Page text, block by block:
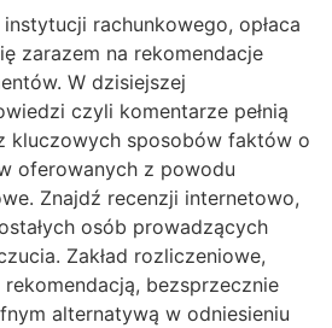
rachunkowego, opłaca
zarazem na rekomendacje
W dzisiejszej
czyli komentarze pełnią
kluczowych sposobów faktów o
oferowanych z powodu
Znajdź recenzji internetowo,
osób prowadzących
Zakład rozliczeniowe,
bezsprzecznie
alternatywą w odniesieniu